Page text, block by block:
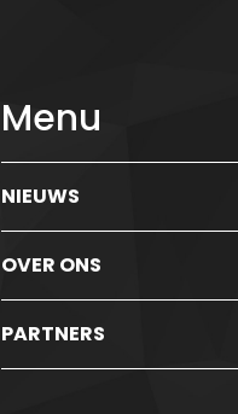
Menu
NIEUWS
OVER ONS
PARTNERS